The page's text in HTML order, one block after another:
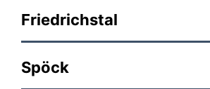
Friedrichstal
Spöck